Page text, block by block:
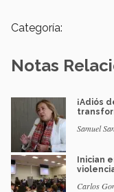
Categoría:
Notas
¡Adiós
Samuel
Inician
Carlos